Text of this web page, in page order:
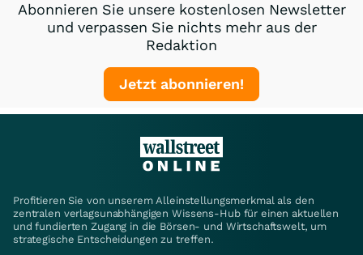
Abonnieren Sie unsere kostenlosen Newsletter
und verpassen Sie nichts mehr aus der
Redaktion
Jetzt abonnieren!
Profitieren Sie von unserem Alleinstellungsmerkmal als den
zentralen verlagsunabhängigen Wissens-Hub für einen aktuellen
und fundierten Zugang in die Börsen- und Wirtschaftswelt, um
strategische Entscheidungen zu treffen.